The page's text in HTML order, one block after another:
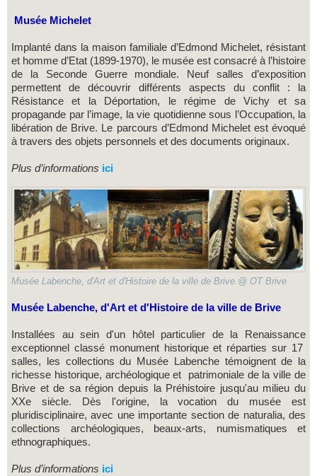
Musée Michelet
Implanté dans la maison familiale d’Edmond Michelet, résistant
et homme d’Etat (1899-1970), le musée est consacré à l’histoire
de la Seconde Guerre mondiale. Neuf salles d’exposition
permettent de découvrir différents aspects du conflit : la
Résistance et la Déportation, le régime de Vichy et sa
propagande par l’image, la vie quotidienne sous l’Occupation, la
libération de Brive. Le parcours d’Edmond Michelet est évoqué
à travers des objets personnels et des documents originaux.
Plus d’informations ici
Musée Labenche, d'Art et d'Histoire de la ville de Brive.@ OT Brive
Musée Labenche, d'Art et d'Histoire de la ville de Brive
Installées au sein d'un hôtel particulier de la Renaissance
exceptionnel classé monument historique et réparties sur 17
salles, les collections du Musée Labenche témoignent de la
richesse historique, archéologique et patrimoniale de la ville de
Brive et de sa région depuis la Préhistoire jusqu'au milieu du
XXe siècle. Dès l'origine, la vocation du musée est
pluridisciplinaire, avec une importante section de naturalia, des
collections archéologiques, beaux-arts, numismatiques et
ethnographiques.
Plus d’informations ici